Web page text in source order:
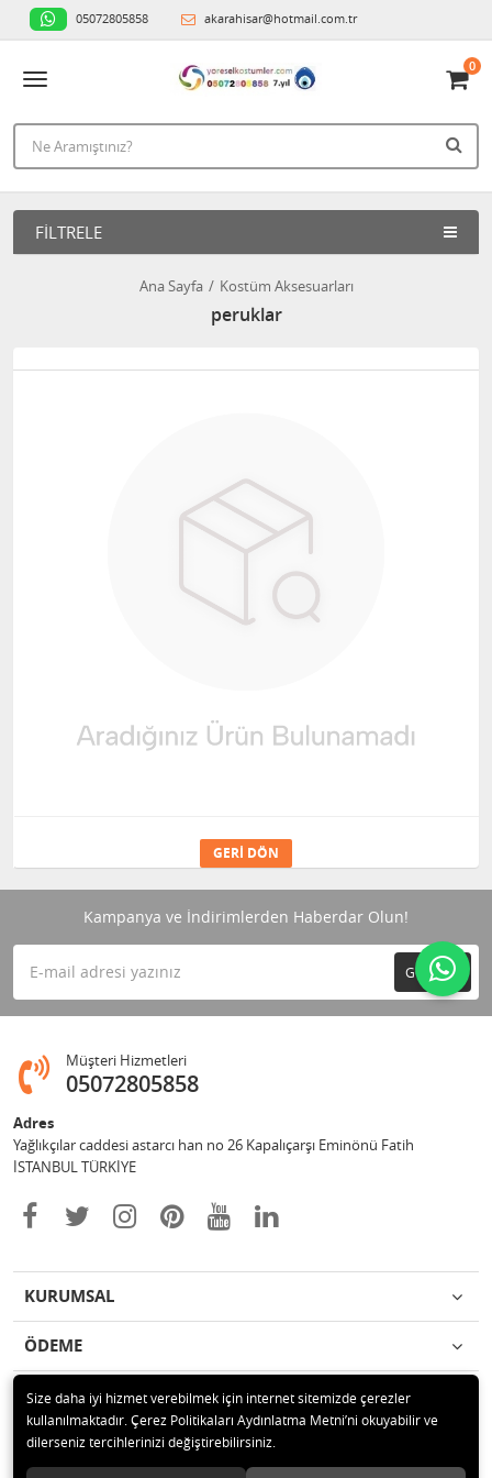
05072805858 akarahisar@hotmail.com.tr
0
FILTRELE
Ana Sayfa Kostüm Aksesuarları
peruklar
GERI DÖN
Kampanya ve İndirimlerden Haberdar Olun!
GÖNDER
Müşteri Hizmetleri
05072805858
Adres
Yağlıkçılar caddesi astarcı han no 26 Kapalıçarşı Eminönü Fatih
İSTANBUL TÜRKİYE
KURUMSAL
ÖDEME
İLETİŞİM
© 2018 Yöresel Kostümler Tüm hakları saklıdır.
Size daha iyi hizmet verebilmek için internet sitemizde çerezler
kullanılmaktadır. Çerez Politikaları Aydınlatma Metni’ni okuyabilir ve
dilerseniz tercihlerinizi değiştirebilirsiniz.